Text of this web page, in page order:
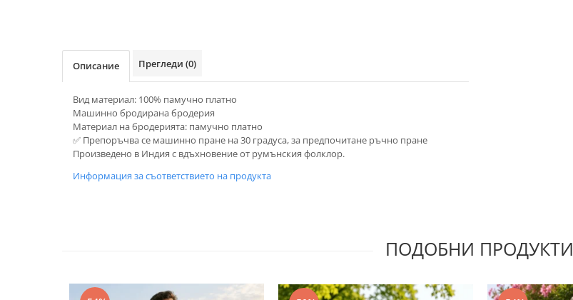
Описание Прегледи (0)
Вид материал: 100% памучно платно
Машинно бродирана бродерия
Материал на бродерията: памучно платно
✅ Препоръчва се машинно пране на 30 градуса, за предпочитане ръчно пране
Произведено в Индия с вдъхновение от румънския фолклор.
Информация за съответствието на продукта
ПОДОБНИ ПРОДУКТИ